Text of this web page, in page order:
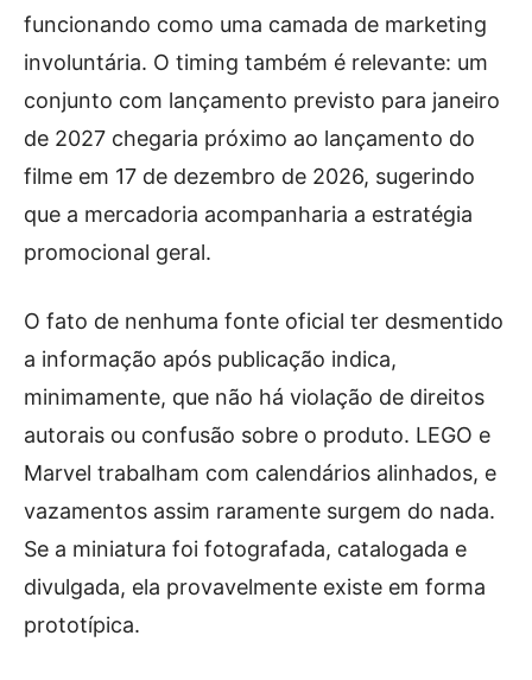
funcionando como uma camada de marketing
involuntária. O timing também é relevante: um
conjunto com lançamento previsto para janeiro
de 2027 chegaria próximo ao lançamento do
filme em 17 de dezembro de 2026, sugerindo
que a mercadoria acompanharia a estratégia
promocional geral.
O fato de nenhuma fonte oficial ter desmentido
a informação após publicação indica,
minimamente, que não há violação de direitos
autorais ou confusão sobre o produto. LEGO e
Marvel trabalham com calendários alinhados, e
vazamentos assim raramente surgem do nada.
Se a miniatura foi fotografada, catalogada e
divulgada, ela provavelmente existe em forma
prototípica.